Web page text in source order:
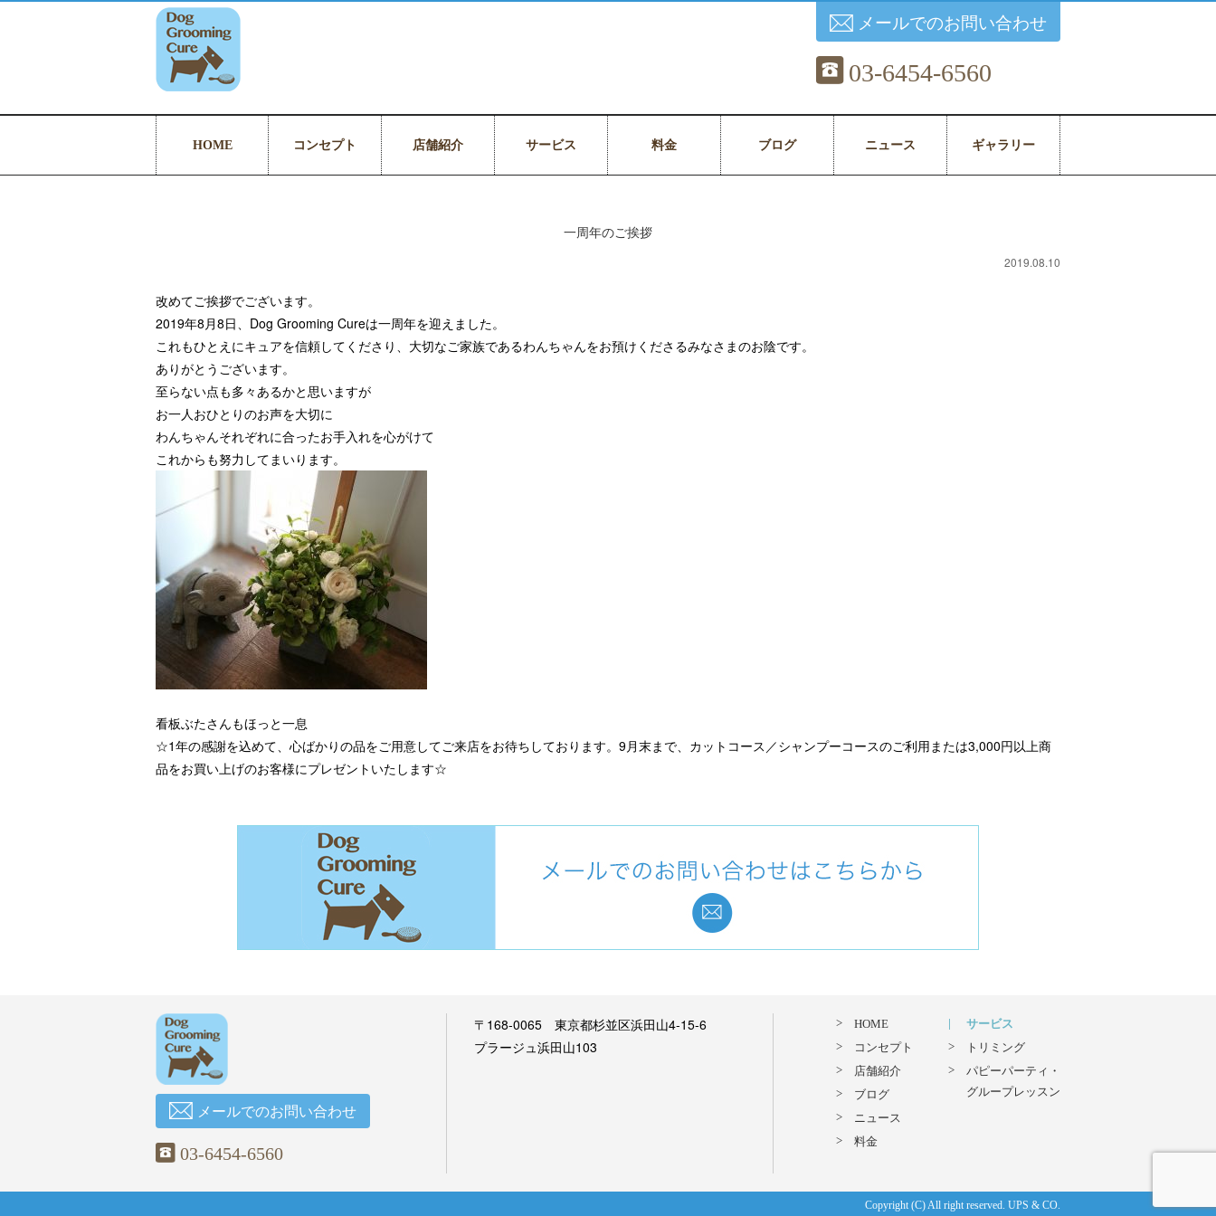
メールでのお問い合わせ
03-6454-6560
HOME コンセプト 店舗紹介 サービス 料金 ブログ ニュース ギャラリー
一周年のご挨拶
2019.08.10
改めてご挨拶でございます。
2019年8月8日、Dog Grooming Cureは一周年を迎えました。
これもひとえにキュアを信頼してくださり、大切なご家族であるわんちゃんをお預けくださるみなさまのお陰です。
ありがとうございます。
至らない点も多々あるかと思いますが
お一人おひとりのお声を大切に
わんちゃんそれぞれに合ったお手入れを心がけて
これからも努力してまいります。
看板ぶたさんもほっと一息
☆1年の感謝を込めて、心ばかりの品をご用意してご来店をお待ちしております。9月末まで、カットコース／シャンプーコースのご利用または3,000円以上商
品をお買い上げのお客様にプレゼントいたします☆
メールでのお問い合わせ
03-6454-6560
〒168-0065 東京都杉並区浜田山4-15-6
プラージュ浜田山103
HOME
コンセプト
店舗紹介
ブログ
ニュース
料金
サービス
トリミング
パピーパーティ・
グループレッスン
Copyright (C) All right reserved. UPS & CO.